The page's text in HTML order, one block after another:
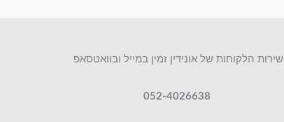
שירות הלקוחות של אונידין זמין במייל ובוואטסאפ